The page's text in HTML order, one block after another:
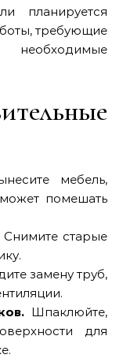
планируется
требующие
мебель,
помешать
Снимите старые
замену труб,
Шпаклюйте,
для